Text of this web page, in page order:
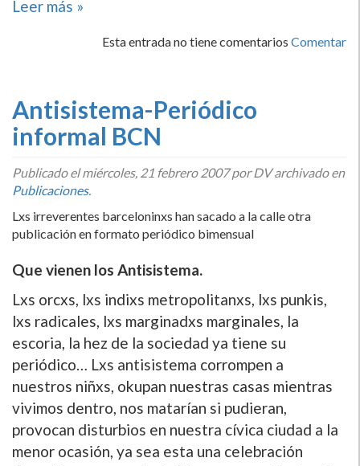
Leer más »
Esta entrada no tiene comentarios Comentar
Antisistema-Periódico
informal BCN
Publicado elmiércoles, 21 febrero 2007por DV archivado en
Publicaciones.
Lxs irreverentes barceloninxs han sacado a la calle otra
publicación en formato periódico bimensual
Que vienen los Antisistema.
Lxs orcxs, lxs indixs metropolitanxs, lxs punkis,
lxs radicales, lxs marginadxs marginales, la
escoria, la hez de la sociedad ya tiene su
periódico… Lxs antisistema corrompen a
nuestros niñxs, okupan nuestras casas mientras
vivimos dentro, nos matarí­an si pudieran,
provocan disturbios en nuestra cí­vica ciudad a la
menor ocasión, ya sea esta una celebración